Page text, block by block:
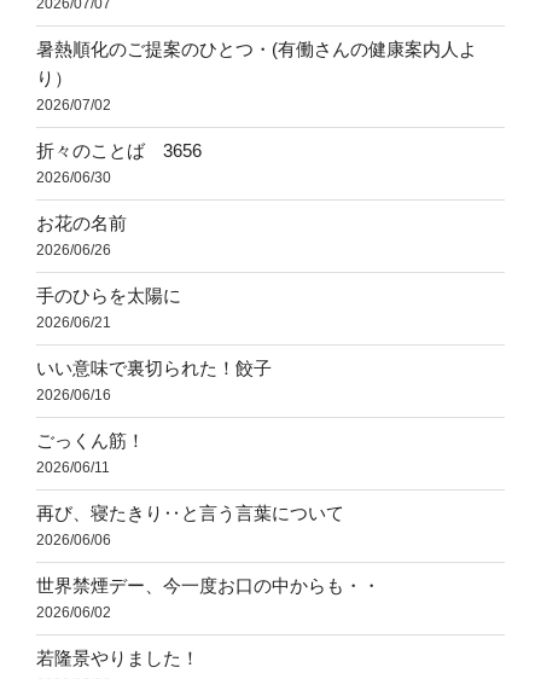
2026/07/07
暑熱順化のご提案のひとつ・(有働さんの健康案内人よ
り）
2026/07/02
折々のことば 3656
2026/06/30
お花の名前
2026/06/26
手のひらを太陽に
2026/06/21
いい意味で裏切られた！餃子
2026/06/16
ごっくん筋！
2026/06/11
再び、寝たきり‥と言う言葉について
2026/06/06
世界禁煙デー、今一度お口の中からも・・
2026/06/02
若隆景やりました！